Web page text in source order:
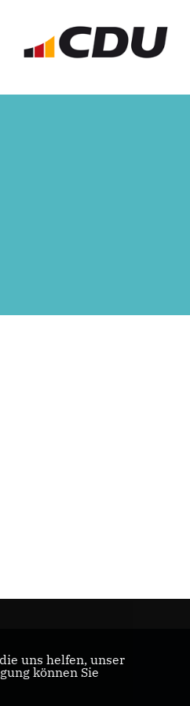
uns helfen, unser
können Sie